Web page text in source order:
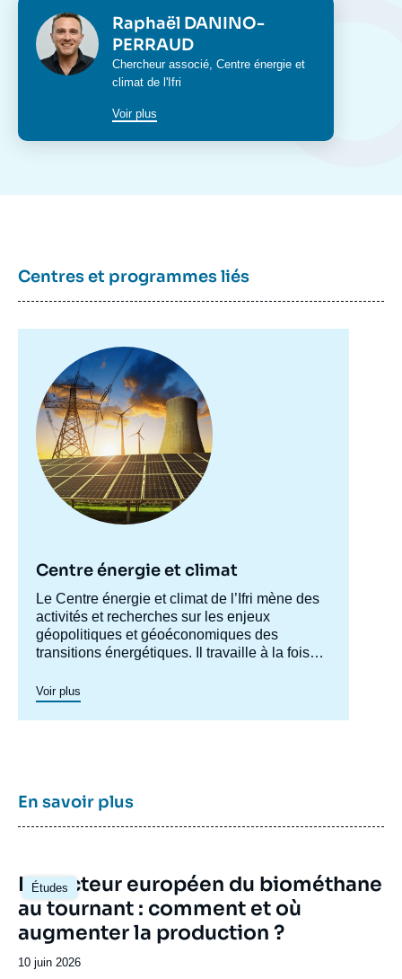
Photo
Raphaël DANINO-
PERRAUD
Intitulé
du
Chercheur associé, Centre énergie et
climat de l'Ifri
Voir plus
Centres et programmes liés
principale
Centre énergie et climat
Accroche
centre
Le Centre énergie et climat de l’Ifri mène des
activités et recherches sur les enjeux
géopolitiques et géoéconomiques des
transitions énergétiques. Il travaille à la fois
compétitivité, de maîtrise des chaînes de
valeur, et d'acceptabilité. Spécialisé dans
l’étude des politiques européennes de
énergétiques et climatiques des grandes
puissances comme les Etats-Unis, la Chine
ou l’Inde. Il offre une expertise reconnue,
notamment.
Voir plus
En savoir plus
Études
Image
principale
Le secteur européen du biométhane
au tournant : comment et où
augmenter la production ?
Date
10 juin 2026